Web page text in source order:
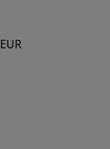
EUR